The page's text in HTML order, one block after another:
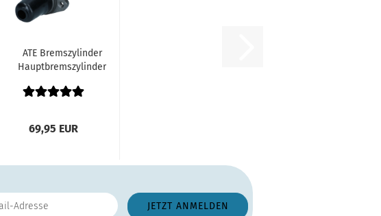
ATE Bremszylinder
Hauptbremszylinder
69,95 EUR